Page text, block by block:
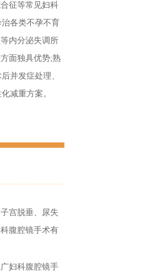
征等常见妇科
各类不孕不育
内分泌失调所
面独具优势;熟
并发症处理、
减重方案。
宫脱垂、尿失
腹腔镜手术有
妇科腹腔镜手